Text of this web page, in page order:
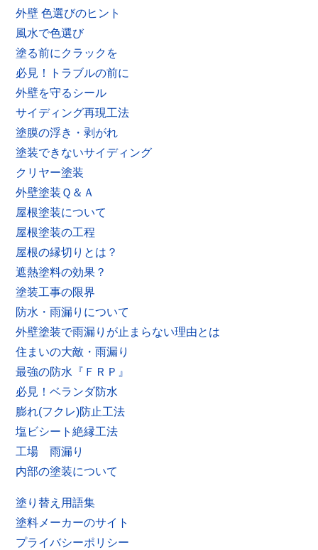
外壁 色選びのヒント
風水で色選び
塗る前にクラックを
必見！トラブルの前に
外壁を守るシール
サイディング再現工法
塗膜の浮き・剥がれ
塗装できないサイディング
クリヤー塗装
外壁塗装Ｑ＆Ａ
屋根塗装について
屋根塗装の工程
屋根の縁切りとは？
遮熱塗料の効果？
塗装工事の限界
防水・雨漏りについて
外壁塗装で雨漏りが止まらない理由とは
住まいの大敵・雨漏り
最強の防水『ＦＲＰ』
必見！ベランダ防水
膨れ(フクレ)防止工法
塩ビシート絶縁工法
工場 雨漏り
内部の塗装について
塗り替え用語集
塗料メーカーのサイト
プライバシーポリシー